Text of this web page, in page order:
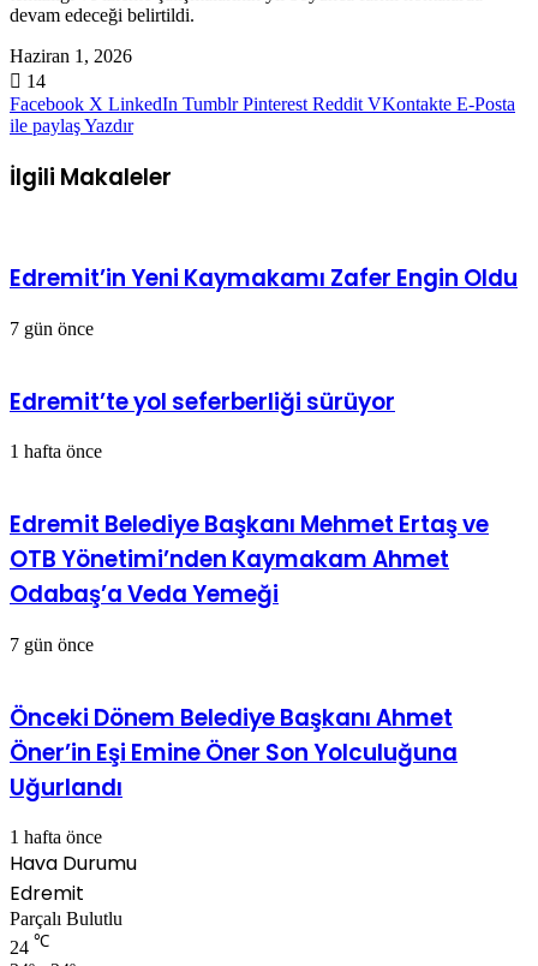
devam edeceği belirtildi.
Haziran 1, 2026
14
Facebook X LinkedIn Tumblr Pinterest Reddit VKontakte E-Posta
ile paylaşYazdır
İlgili Makaleler
Edremit’in Yeni Kaymakamı Zafer Engin Oldu
7 gün önce
Edremit’te yol seferberliği sürüyor
1 hafta önce
Edremit Belediye Başkanı Mehmet Ertaş ve
OTB Yönetimi’nden Kaymakam Ahmet
Odabaş’a Veda Yemeği
7 gün önce
Önceki Dönem Belediye Başkanı Ahmet
Öner’in Eşi Emine Öner Son Yolculuğuna
Uğurlandı
1 hafta önce
Hava Durumu
Edremit
Parçalı Bulutlu
24 ℃